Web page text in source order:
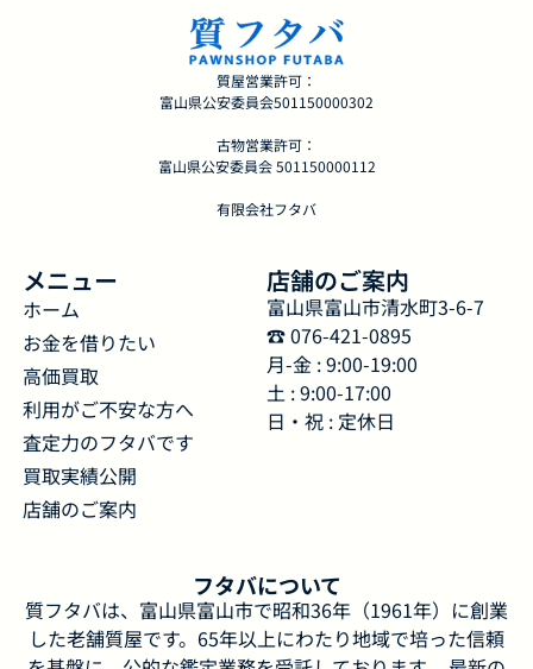
質屋営業許可：
富山県公安委員会501150000302
古物営業許可：
富山県公安委員会 501150000112
有限会社フタバ
メニュー
ホーム
お金を借りたい
高価買取
利用がご不安な方へ
査定力のフタバです
買取実績公開
店舗のご案内
店舗のご案内
富山県富山市清水町3-6-7
☎︎ 076-421-0895
月-金 : 9:00-19:00
土 : 9:00-17:00
日・祝 : 定休日
フタバについて
質フタバは、富山県富山市で昭和36年（1961年）に創業
した老舗質屋です。65年以上にわたり地域で培った信頼